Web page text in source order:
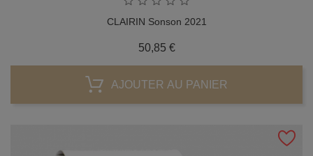
CLAIRIN Sonson 2021
50,85 €Prix
AJOUTER AU PANIER